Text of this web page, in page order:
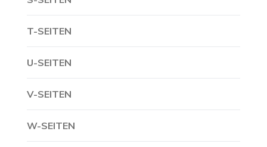
T-SEITEN
U-SEITEN
V-SEITEN
W-SEITEN